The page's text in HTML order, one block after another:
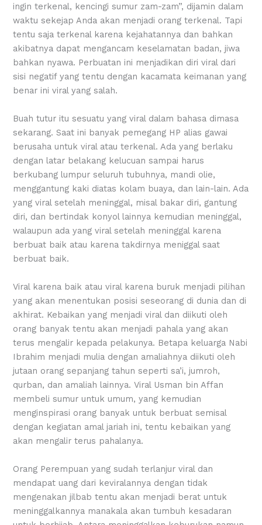
ingin terkenal, kencingi sumur zam-zam”, dijamin dalam
waktu sekejap Anda akan menjadi orang terkenal. Tapi
tentu saja terkenal karena kejahatannya dan bahkan
akibatnya dapat mengancam keselamatan badan, jiwa
bahkan nyawa. Perbuatan ini menjadikan diri viral dari
sisi negatif yang tentu dengan kacamata keimanan yang
benar ini viral yang salah.
Buah tutur itu sesuatu yang viral dalam bahasa dimasa
sekarang. Saat ini banyak pemegang HP alias gawai
berusaha untuk viral atau terkenal. Ada yang berlaku
dengan latar belakang kelucuan sampai harus
berkubang lumpur seluruh tubuhnya, mandi olie,
menggantung kaki diatas kolam buaya, dan lain-lain. Ada
yang viral setelah meninggal, misal bakar diri, gantung
diri, dan bertindak konyol lainnya kemudian meninggal,
walaupun ada yang viral setelah meninggal karena
berbuat baik atau karena takdirnya meniggal saat
berbuat baik.
Viral karena baik atau viral karena buruk menjadi pilihan
yang akan menentukan posisi seseorang di dunia dan di
akhirat. Kebaikan yang menjadi viral dan diikuti oleh
orang banyak tentu akan menjadi pahala yang akan
terus mengalir kepada pelakunya. Betapa keluarga Nabi
Ibrahim menjadi mulia dengan amaliahnya diikuti oleh
jutaan orang sepanjang tahun seperti sa’i, jumroh,
qurban, dan amaliah lainnya. Viral Usman bin Affan
membeli sumur untuk umum, yang kemudian
menginspirasi orang banyak untuk berbuat semisal
dengan kegiatan amal jariah ini, tentu kebaikan yang
akan mengalir terus pahalanya.
Orang Perempuan yang sudah terlanjur viral dan
mendapat uang dari keviralannya dengan tidak
mengenakan jilbab tentu akan menjadi berat untuk
meninggalkannya manakala akan tumbuh kesadaran